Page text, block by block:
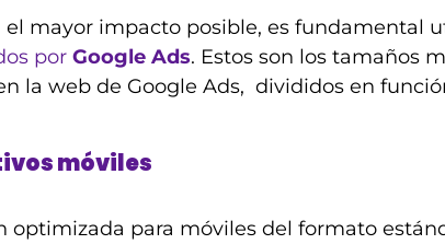
mayor impacto posible, es fundamental
por Google Ads. Estos son los tamaños
la web de Google Ads, divididos en
móviles
optimizada para móviles del formato